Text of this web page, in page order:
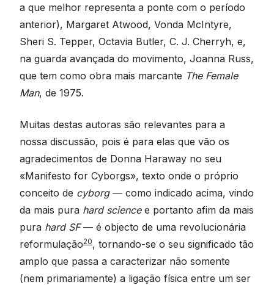
a que melhor representa a ponte com o período
anterior), Margaret Atwood, Vonda McIntyre,
Sheri S. Tepper, Octavia Butler, C. J. Cherryh, e,
na guarda avançada do movimento, Joanna Russ,
que tem como obra mais marcante The Female
Man, de 1975.
Muitas destas autoras são relevantes para a
nossa discussão, pois é para elas que vão os
agradecimentos de Donna Haraway no seu
«Manifesto for Cyborgs», texto onde o próprio
conceito de cyborg— como indicado acima, vindo
da mais pura hard sciencee portanto afim da mais
pura hard SF— é objecto de uma revolucionária
reformulação20, tornando-se o seu significado tão
amplo que passa a caracterizar não somente
(nem primariamente) a ligação física entre um ser